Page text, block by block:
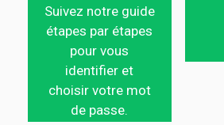
Suivez notre guide
étapes par étapes
pour vous
identifier et
choisir votre mot
de passe.